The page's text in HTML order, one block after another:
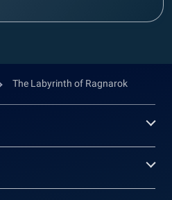
The Labyrinth of Ragnarok